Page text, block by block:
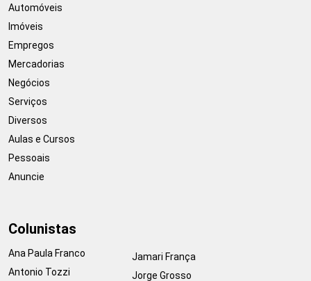
Automóveis
Imóveis
Empregos
Mercadorias
Negócios
Serviços
Diversos
Aulas e Cursos
Pessoais
Anuncie
Colunistas
Ana Paula Franco
Antonio Tozzi
Jamari França
Jorge Grosso